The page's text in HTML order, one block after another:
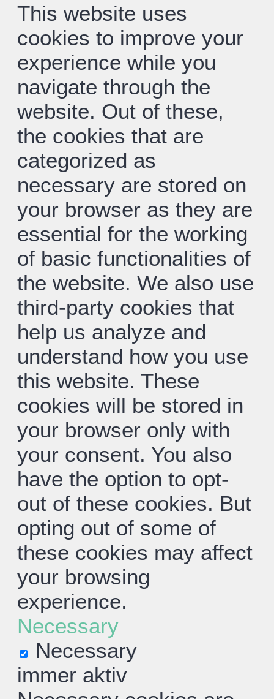
This website uses
cookies to improve your
experience while you
navigate through the
website. Out of these,
the cookies that are
categorized as
necessary are stored on
your browser as they are
essential for the working
of basic functionalities of
the website. We also use
third-party cookies that
help us analyze and
understand how you use
this website. These
cookies will be stored in
your browser only with
your consent. You also
have the option to opt-
out of these cookies. But
opting out of some of
these cookies may affect
your browsing
experience.
Necessary
Necessary
immer aktiv